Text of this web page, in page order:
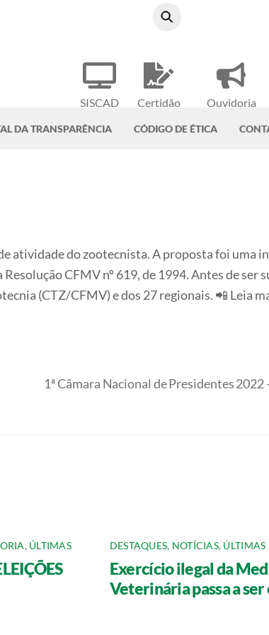
SISCAD
Certidão
Ouvidoria
DA TRANSPARÊNCIA CÓDIGO DE ÉTICA
atividade do zootecnista. A proposta foi uma
CFMV nº 619, de 1994. Antes de ser
(CTZ/CFMV) e dos 27 regionais. 📲 Leia
1ª Câmara Nacional de Presidentes 2022
, ÚLTIMAS DESTAQUES, NOTÍCIAS, ÚLTIMAS
Exercício ilegal da
Veterinária passa a